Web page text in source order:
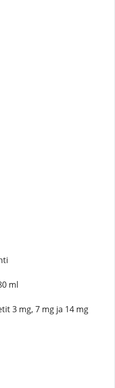
ml
3 mg, 7 mg ja 14 mg